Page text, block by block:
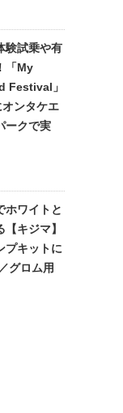
験試乗や有
「My
Festival」
ンタケエ
ークで実
ホワイトと
キジマ】
プキットに
グロム用